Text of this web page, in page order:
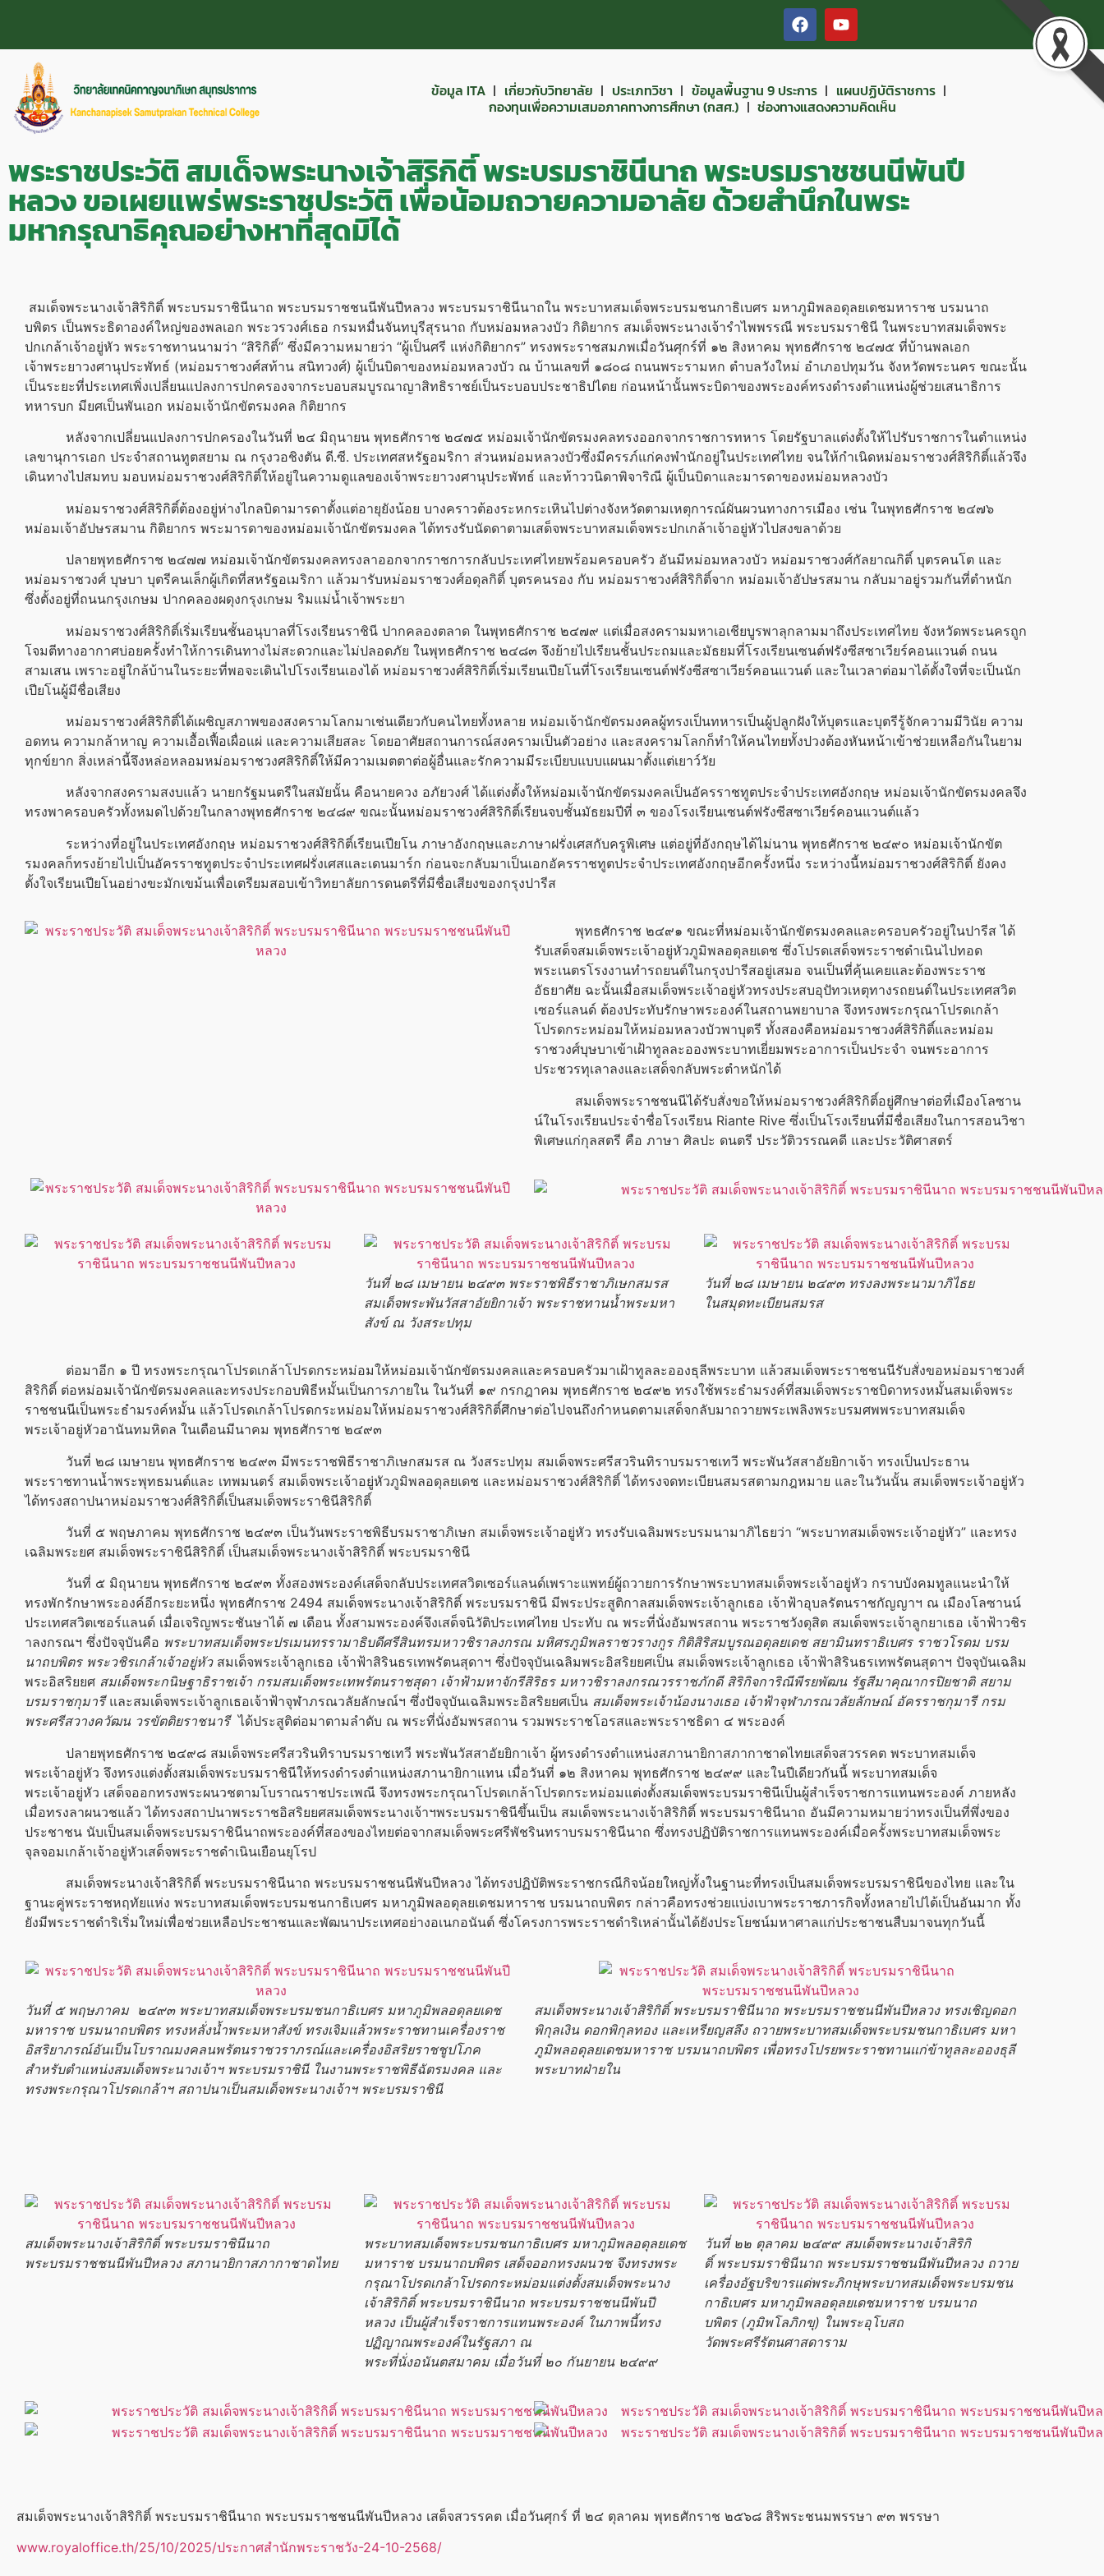
ข้อมูล ITA เกี่ยวกับวิทยาลัย ประเภทวิชา ข้อมูลพื้นฐาน 9 ประการ
แผนปฏิบัติราชการ
กองทุนเพื่อความเสมอภาคทางการศึกษา (กสศ.)
ช่องทางแสดงความคิดเห็น
พระราชประวัติ สมเด็จพระนางเจ้าสิริกิติ์ พระบรมราชินีนาถ พระบรมราชชนนีพันปี
หลวง ขอเผยแพร่พระราชประวัติ เพื่อน้อมถวายความอาลัย ด้วยสำนึกในพระ
มหากรุณาธิคุณอย่างหาที่สุดมิได้
สมเด็จพระนางเจ้าสิริกิติ์ พระบรมราชินีนาถ พระบรมราชชนนีพันปีหลวง พระบรมราชินีนาถใน พระบาทสมเด็จพระบรมชนกาธิเบศร มหาภูมิพลอดุลยเดชมหาราช บรมนาถ
บพิตร เป็นพระธิดาองค์ใหญ่ของพลเอก พระวรวงศ์เธอ กรมหมื่นจันทบุรีสุรนาถ กับหม่อมหลวงบัว กิติยากร สมเด็จพระนางเจ้ารำไพพรรณี พระบรมราชินี ในพระบาทสมเด็จพระ
ปกเกล้าเจ้าอยู่หัว พระราชทานนามว่า “สิริกิติ์” ซึ่งมีความหมายว่า “ผู้เป็นศรี แห่งกิติยากร” ทรงพระราชสมภพเมื่อวันศุกร์ที่ ๑๒ สิงหาคม พุทธศักราช ๒๔๗๕ ที่บ้านพลเอก
เจ้าพระยาวงศานุประพัทธ์ (หม่อมราชวงศ์สท้าน สนิทวงศ์) ผู้เป็นบิดาของหม่อมหลวงบัว ณ บ้านเลขที่ ๑๘๐๘ ถนนพระรามหก ตำบลวังใหม่ อำเภอปทุมวัน จังหวัดพระนคร ขณะนั้น
เป็นระยะที่ประเทศเพิ่งเปลี่ยนแปลงการปกครองจากระบอบสมบูรณาญาสิทธิราชย์เป็นระบอบประชาธิปไตย ก่อนหน้านั้นพระบิดาของพระองค์ทรงดำรงตำแหน่งผู้ช่วยเสนาธิการ
ทหารบก มียศเป็นพันเอก หม่อมเจ้านักขัตรมงคล กิติยากร
หลังจากเปลี่ยนแปลงการปกครองในวันที่ ๒๔ มิถุนายน พุทธศักราช ๒๔๗๕ หม่อมเจ้านักขัตรมงคลทรงออกจากราชการทหาร โดยรัฐบาลแต่งตั้งให้ไปรับราชการในตำแหน่ง
เลขานุการเอก ประจำสถานทูตสยาม ณ กรุงวอชิงตัน ดี.ซี. ประเทศสหรัฐอมริกา ส่วนหม่อมหลวงบัวซึ่งมีครรภ์แก่คงพำนักอยู่ในประเทศไทย จนให้กำเนิดหม่อมราชวงศ์สิริกิติ์แล้วจึง
เดินทางไปสมทบ มอบหม่อมราชวงศ์สิริกิติ์ให้อยู่ในความดูแลของเจ้าพระยาวงศานุประพัทธ์ และท้าววนิดาพิจาริณี ผู้เป็นบิดาและมารดาของหม่อมหลวงบัว
หม่อมราชวงศ์สิริกิติ์ต้องอยู่ห่างไกลบิดามารดาตั้งแต่อายุยังน้อย บางคราวต้องระหกระเหินไปต่างจังหวัดตามเหตุการณ์ผันผวนทางการเมือง เช่น ในพุทธศักราช ๒๔๗๖
หม่อมเจ้าอัปษรสมาน กิติยากร พระมารดาของหม่อมเจ้านักขัตรมงคล ได้ทรงรับนัดดาตามเสด็จพระบาทสมเด็จพระปกเกล้าเจ้าอยู่หัวไปสงขลาด้วย
ปลายพุทธศักราช ๒๔๗๗ หม่อมเจ้านักขัตรมงคลทรงลาออกจากราชการกลับประเทศไทยพร้อมครอบครัว อันมีหม่อมหลวงบัว หม่อมราชวงศ์กัลยาณกิติ์ บุตรคนโต และ
หม่อมราชวงศ์ บุษบา บุตรีคนเล็กผู้เกิดที่สหรัฐอเมริกา แล้วมารับหม่อมราชวงศ์อดุลกิติ์ บุตรคนรอง กับ หม่อมราชวงศ์สิริกิติ์จาก หม่อมเจ้าอัปษรสมาน กลับมาอยู่รวมกันที่ตำหนัก
ซึ่งตั้งอยู่ที่ถนนกรุงเกษม ปากคลองผดุงกรุงเกษม ริมแม่น้ำเจ้าพระยา
หม่อมราชวงศ์สิริกิติ์เริ่มเรียนชั้นอนุบาลที่โรงเรียนราชินี ปากคลองตลาด ในพุทธศักราช ๒๔๗๙ แต่เมื่อสงครามมหาเอเชียบูรพาลุกลามมาถึงประเทศไทย จังหวัดพระนครถูก
โจมตีทางอากาศบ่อยครั้งทำให้การเดินทางไม่สะดวกและไม่ปลอดภัย ในพุทธศักราช ๒๔๘๓ จึงย้ายไปเรียนชั้นประถมและมัธยมที่โรงเรียนเซนต์ฟรังซีสซาเวียร์คอนแวนต์ ถนน
สามเสน เพราะอยู่ใกล้บ้านในระยะที่พอจะเดินไปโรงเรียนเองได้ หม่อมราชวงศ์สิริกิติ์เริ่มเรียนเปียโนที่โรงเรียนเซนต์ฟรังซีสซาเวียร์คอนแวนต์ และในเวลาต่อมาได้ตั้งใจที่จะเป็นนัก
เปียโนผู้มีชื่อเสียง
หม่อมราชวงศ์สิริกิติ์ได้เผชิญสภาพของสงครามโลกมาเช่นเดียวกับคนไทยทั้งหลาย หม่อมเจ้านักขัตรมงคลผู้ทรงเป็นทหารเป็นผู้ปลูกฝังให้บุตรและบุตรีรู้จักความมีวินัย ความ
อดทน ความกล้าหาญ ความเอื้อเฟื้อเผื่อแผ่ และความเสียสละ โดยอาศัยสถานการณ์สงครามเป็นตัวอย่าง และสงครามโลกก็ทำให้คนไทยทั้งปวงต้องหันหน้าเข้าช่วยเหลือกันในยาม
ทุกข์ยาก สิ่งเหล่านี้จึงหล่อหลอมหม่อมราชวงศสิริกิติ์ให้มีความเมตตาต่อผู้อื่นและรักความมีระเบียบแบบแผนมาตั้งแต่เยาว์วัย
หลังจากสงครามสงบแล้ว นายกรัฐมนตรีในสมัยนั้น คือนายควง อภัยวงศ์ ได้แต่งตั้งให้หม่อมเจ้านักขัตรมงคลเป็นอัครราชทูตประจำประเทศอังกฤษ หม่อมเจ้านักขัตรมงคลจึง
ทรงพาครอบครัวทั้งหมดไปด้วยในกลางพุทธศักราช ๒๔๘๙ ขณะนั้นหม่อมราชวงศ์สิริกิติ์เรียนจบชั้นมัธยมปีที่ ๓ ของโรงเรียนเซนต์ฟรังซีสซาเวียร์คอนแวนต์แล้ว
ระหว่างที่อยู่ในประเทศอังกฤษ หม่อมราชวงศ์สิริกิติ์เรียนเปียโน ภาษาอังกฤษและภาษาฝรั่งเศสกับครูพิเศษ แต่อยู่ที่อังกฤษได้ไม่นาน พุทธศักราช ๒๔๙๐ หม่อมเจ้านักขัต
รมงคลก็ทรงย้ายไปเป็นอัครราชทูตประจำประเทศฝรั่งเศสและเดนมาร์ก ก่อนจะกลับมาเป็นเอกอัครราชทูตประจำประเทศอังกฤษอีกครั้งหนึ่ง ระหว่างนี้หม่อมราชวงศ์สิริกิติ์ ยังคง
ตั้งใจเรียนเปียโนอย่างขะมักเขม้นเพื่อเตรียมสอบเข้าวิทยาลัยการดนตรีที่มีชื่อเสียงของกรุงปารีส
พุทธศักราช ๒๔๙๑ ขณะที่หม่อมเจ้านักขัตรมงคลและครอบครัวอยู่ในปารีส ได้
รับเสด็จสมเด็จพระเจ้าอยู่หัวภูมิพลอดุลยเดช ซึ่งโปรดเสด็จพระราชดำเนินไปทอด
พระเนตรโรงงานทำรถยนต์ในกรุงปารีสอยู่เสมอ จนเป็นที่คุ้นเคยและต้องพระราช
อัธยาศัย ฉะนั้นเมื่อสมเด็จพระเจ้าอยู่หัวทรงประสบอุปัทวเหตุทางรถยนต์ในประเทศสวิต
เซอร์แลนด์ ต้องประทับรักษาพระองค์ในสถานพยาบาล จึงทรงพระกรุณาโปรดเกล้า
โปรดกระหม่อมให้หม่อมหลวงบัวพาบุตรี ทั้งสองคือหม่อมราชวงศ์สิริกิติ์และหม่อม
ราชวงศ์บุษบาเข้าเฝ้าทูลละอองพระบาทเยี่ยมพระอาการเป็นประจำ จนพระอาการ
ประชวรทุเลาลงและเสด็จกลับพระตำหนักได้
สมเด็จพระราชชนนีได้รับสั่งขอให้หม่อมราชวงศ์สิริกิติ์อยู่ศึกษาต่อที่เมืองโลซาน
น์ในโรงเรียนประจำชื่อโรงเรียน Riante Rive ซึ่งเป็นโรงเรียนที่มีชื่อเสียงในการสอนวิชา
พิเศษแก่กุลสตรี คือ ภาษา ศิลปะ ดนตรี ประวัติวรรณคดี และประวัติศาสตร์
วันที่ ๒๘ เมษายน ๒๔๙๓ พระราชพิธีราชาภิเษกสมรส
สมเด็จพระพันวัสสาอัยยิกาเจ้า พระราชทานน้ำพระมหา
สังข์ ณ วังสระปทุม
วันที่ ๒๘ เมษายน ๒๔๙๓ ทรงลงพระนามาภิไธย
ในสมุดทะเบียนสมรส
ต่อมาอีก ๑ ปี ทรงพระกรุณาโปรดเกล้าโปรดกระหม่อมให้หม่อมเจ้านักขัตรมงคลและครอบครัวมาเฝ้าทูลละอองธุลีพระบาท แล้วสมเด็จพระราชชนนีรับสั่งขอหม่อมราชวงศ์
สิริกิติ์ ต่อหม่อมเจ้านักขัตรมงคลและทรงประกอบพิธีหมั้นเป็นการภายใน ในวันที่ ๑๙ กรกฎาคม พุทธศักราช ๒๔๙๒ ทรงใช้พระธำมรงค์ที่สมเด็จพระราชบิดาทรงหมั้นสมเด็จพระ
ราชชนนีเป็นพระธำมรงค์หมั้น แล้วโปรดเกล้าโปรดกระหม่อมให้หม่อมราชวงศ์สิริกิติ์ศึกษาต่อไปจนถึงกำหนดตามเสด็จกลับมาถวายพระเพลิงพระบรมศพพระบาทสมเด็จ
พระเจ้าอยู่หัวอานันทมหิดล ในเดือนมีนาคม พุทธศักราช ๒๔๙๓
วันที่ ๒๘ เมษายน พุทธศักราช ๒๔๙๓ มีพระราชพิธีราชาภิเษกสมรส ณ วังสระปทุม สมเด็จพระศรีสวรินทิราบรมราชเทวี พระพันวัสสาอัยยิกาเจ้า ทรงเป็นประธาน
พระราชทานน้ำพระพุทธมนต์และ เทพมนตร์ สมเด็จพระเจ้าอยู่หัวภูมิพลอดุลยเดช และหม่อมราชวงศ์สิริกิติ์ ได้ทรงจดทะเบียนสมรสตามกฎหมาย และในวันนั้น สมเด็จพระเจ้าอยู่หัว
ได้ทรงสถาปนาหม่อมราชวงศ์สิริกิติ์เป็นสมเด็จพระราชินีสิริกิติ์
วันที่ ๕ พฤษภาคม พุทธศักราช ๒๔๙๓ เป็นวันพระราชพิธีบรมราชาภิเษก สมเด็จพระเจ้าอยู่หัว ทรงรับเฉลิมพระบรมนามาภิไธยว่า “พระบาทสมเด็จพระเจ้าอยู่หัว” และทรง
เฉลิมพระยศ สมเด็จพระราชินีสิริกิติ์ เป็นสมเด็จพระนางเจ้าสิริกิติ์ พระบรมราชินี
วันที่ ๕ มิถุนายน พุทธศักราช ๒๔๙๓ ทั้งสองพระองค์เสด็จกลับประเทศสวิตเซอร์แลนด์เพราะแพทย์ผู้ถวายการรักษาพระบาทสมเด็จพระเจ้าอยู่หัว กราบบังคมทูลแนะนำให้
ทรงพักรักษาพระองค์อีกระยะหนึ่ง พุทธศักราช 2494 สมเด็จพระนางเจ้าสิริกิติ์ พระบรมราชินี มีพระประสูติกาลสมเด็จพระเจ้าลูกเธอ เจ้าฟ้าอุบลรัตนราชกัญญาฯ ณ เมืองโลซานน์
ประเทศสวิตเซอร์แลนด์ เมื่อเจริญพระชันษาได้ ๗ เดือน ทั้งสามพระองค์จึงเสด็จนิวัติประเทศไทย ประทับ ณ พระที่นั่งอัมพรสถาน พระราชวังดุสิต สมเด็จพระเจ้าลูกยาเธอ เจ้าฟ้าวชิร
าลงกรณฯ ซึ่งปัจจุบันคือ พระบาทสมเด็จพระปรเมนทรรามาธิบดีศรีสินทรมหาวชิราลงกรณ มหิศรภูมิพลราชวรางกูร กิติสิริสมบูรณอดุลยเดชสยามินทราธิเบศร ราชวโรดม บรม
นาถบพิตร พระวชิรเกล้าเจ้าอยู่หัวสมเด็จพระเจ้าลูกเธอ เจ้าฟ้าสิรินธรเทพรัตนสุดาฯ ซึ่งปัจจุบันเฉลิมพระอิสริยยศเป็น สมเด็จพระเจ้าลูกเธอ เจ้าฟ้าสิรินธรเทพรัตนสุดาฯ ปัจจุบันเฉลิม
พระอิสริยยศ สมเด็จพระกนิษฐาธิราชเจ้า กรมสมเด็จพระเทพรัตนราชสุดา เจ้าฟ้ามหาจักรีสิริธร มหาวชิราลงกรณวรราชภักดี สิริกิจการิณีพีรยพัฒน รัฐสีมาคุณากรปิยชาติ สยาม
บรมราชกุมารีและสมเด็จพระเจ้าลูกเธอเจ้าฟ้าจุฬาภรณวลัยลักษณ์ฯ ซึ่งปัจจุบันเฉลิมพระอิสริยยศเป็น สมเด็จพระเจ้าน้องนางเธอ เจ้าฟ้าจุฬาภรณวลัยลักษณ์ อัครราชกุมารี กรม
พระศรีสวางควัฒน วรขัตติยราชนารีได้ประสูติต่อมาตามลำดับ ณ พระที่นั่งอัมพรสถาน รวมพระราชโอรสและพระราชธิดา ๔ พระองค์
ปลายพุทธศักราช ๒๔๙๘ สมเด็จพระศรีสวรินทิราบรมราชเทวี พระพันวัสสาอัยยิกาเจ้า ผู้ทรงดำรงตำแหน่งสภานายิกาสภากาชาดไทยเสด็จสวรรคต พระบาทสมเด็จ
พระเจ้าอยู่หัว จึงทรงแต่งตั้งสมเด็จพระบรมราชินีให้ทรงดำรงตำแหน่งสภานายิกาแทน เมื่อวันที่ ๑๒ สิงหาคม พุทธศักราช ๒๔๙๙ และในปีเดียวกันนี้ พระบาทสมเด็จ
พระเจ้าอยู่หัว เสด็จออกทรงพระผนวชตามโบราณราชประเพณี จึงทรงพระกรุณาโปรดเกล้าโปรดกระหม่อมแต่งตั้งสมเด็จพระบรมราชินีเป็นผู้สำเร็จราชการแทนพระองค์ ภายหลัง
เมื่อทรงลาผนวชแล้ว ได้ทรงสถาปนาพระราชอิสริยยศสมเด็จพระนางเจ้าฯพระบรมราชินีขึ้นเป็น สมเด็จพระนางเจ้าสิริกิติ์ พระบรมราชินีนาถ อันมีความหมายว่าทรงเป็นที่พึ่งของ
ประชาชน นับเป็นสมเด็จพระบรมราชินีนาถพระองค์ที่สองของไทยต่อจากสมเด็จพระศรีพัชรินทราบรมราชินีนาถ ซึ่งทรงปฏิบัติราชการแทนพระองค์เมื่อครั้งพระบาทสมเด็จพระ
จุลจอมเกล้าเจ้าอยู่หัวเสด็จพระราชดำเนินเยือนยุโรป
สมเด็จพระนางเจ้าสิริกิติ์ พระบรมราชินีนาถ พระบรมราชชนนีพันปีหลวง ได้ทรงปฏิบัติพระราชกรณีกิจน้อยใหญ่ทั้งในฐานะที่ทรงเป็นสมเด็จพระบรมราชินีของไทย และใน
ฐานะคู่พระราชหฤทัยแห่ง พระบาทสมเด็จพระบรมชนกาธิเบศร มหาภูมิพลอดุลยเดชมหาราช บรมนาถบพิตร กล่าวคือทรงช่วยแบ่งเบาพระราชภารกิจทั้งหลายไปได้เป็นอันมาก ทั้ง
ยังมีพระราชดำริเริ่มใหม่เพื่อช่วยเหลือประชาชนและพัฒนาประเทศอย่างอเนกอนันต์ ซึ่งโครงการพระราชดำริเหล่านั้นได้ยังประโยชน์มหาศาลแก่ประชาชนสืบมาจนทุกวันนี้
วันที่ ๕ พฤษภาคม ๒๔๙๓ พระบาทสมเด็จพระบรมชนกาธิเบศร มหาภูมิพลอดุลยเดช
มหาราช บรมนาถบพิตรทรงหลั่งน้ำพระมหาสังข์ ทรงเจิมแล้วพระราชทานเครื่องราช
อิสริยาภรณ์อันเป็นโบราณมงคลนพรัตนราชวราภรณ์และเครื่องอิสริยราชชูปโภค
สำหรับตำแหน่งสมเด็จพระนางเจ้าฯ พระบรมราชินีในงานพระราชพิธีฉัตรมงคล และ
ทรงพระกรุณาโปรดเกล้าฯ สถาปนาเป็นสมเด็จพระนางเจ้าฯ พระบรมราชินี
สมเด็จพระนางเจ้าสิริกิติ์ พระบรมราชินีนาถ พระบรมราชชนนีพันปีหลวงทรงเชิญดอก
พิกุลเงิน ดอกพิกุลทอง และเหรียญสลึง ถวายพระบาทสมเด็จพระบรมชนกาธิเบศร มหา
ภูมิพลอดุลยเดชมหาราช บรมนาถบพิตรเพื่อทรงโปรยพระราชทานแก่ข้าทูลละอองธุลี
พระบาทฝ่ายใน
สมเด็จพระนางเจ้าสิริกิติ์ พระบรมราชินีนาถ
พระบรมราชชนนีพันปีหลวงสภานายิกาสภากาชาดไทย
พระบาทสมเด็จพระบรมชนกาธิเบศร มหาภูมิพลอดุลยเดช
มหาราช บรมนาถบพิตรเสด็จออกทรงผนวช จึงทรงพระ
กรุณาโปรดเกล้าโปรดกระหม่อมแต่งตั้งสมเด็จพระนาง
เจ้าสิริกิติ์ พระบรมราชินีนาถ พระบรมราชชนนีพันปี
หลวงเป็นผู้สำเร็จราชการแทนพระองค์ ในภาพนี้ทรง
ปฏิญาณพระองค์ในรัฐสภา ณ
พระที่นั่งอนันตสมาคม เมื่อวันที่ ๒๐ กันยายน ๒๔๙๙
วันที่ ๒๒ ตุลาคม ๒๔๙๙ สมเด็จพระนางเจ้าสิริกิ
ติ์ พระบรมราชินีนาถ พระบรมราชชนนีพันปีหลวงถวาย
เครื่องอัฐบริขารแด่พระภิกษุพระบาทสมเด็จพระบรมชน
กาธิเบศร มหาภูมิพลอดุลยเดชมหาราช บรมนาถ
บพิตร(ภูมิพโลภิกขุ) ในพระอุโบสถ
วัดพระศรีรัตนศาสดาราม
สมเด็จพระนางเจ้าสิริกิติ์ พระบรมราชินีนาถ พระบรมราชชนนีพันปีหลวง เสด็จสวรรคต เมื่อวันศุกร์ ที่ ๒๔ ตุลาคม พุทธศักราช ๒๕๖๘ สิริพระชนมพรรษา ๙๓ พรรษา
www.royaloffice.th/25/10/2025/ประกาศสำนักพระราชวัง-24-10-2568/